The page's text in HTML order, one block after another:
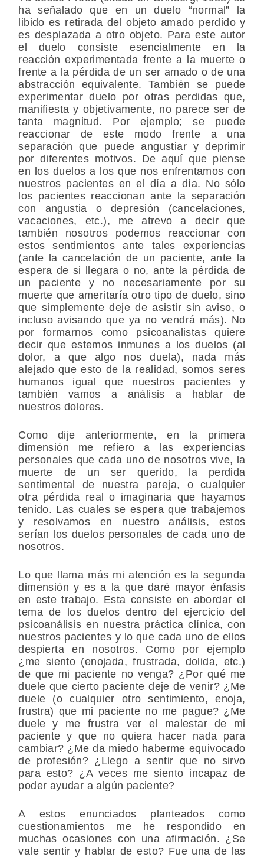
ha señalado que en un duelo “normal” la
libido es retirada del objeto amado perdido y
es desplazada a otro objeto. Para este autor
el duelo consiste esencialmente en la
reacción experimentada frente a la muerte o
frente a la pérdida de un ser amado o de una
abstracción equivalente. También se puede
experimentar duelo por otras perdidas que,
manifiesta y objetivamente, no parece ser de
tanta magnitud. Por ejemplo; se puede
reaccionar de este modo frente a una
separación que puede angustiar y deprimir
por diferentes motivos. De aquí que piense
en los duelos a los que nos enfrentamos con
nuestros pacientes en el día a día. No sólo
los pacientes reaccionan ante la separación
con angustia o depresión (cancelaciones,
vacaciones, etc.), me atrevo a decir que
también nosotros podemos reaccionar con
estos sentimientos ante tales experiencias
(ante la cancelación de un paciente, ante la
espera de si llegara o no, ante la pérdida de
un paciente y no necesariamente por su
muerte que ameritaría otro tipo de duelo, sino
que simplemente deje de asistir sin aviso, o
incluso avisando que ya no vendrá más). No
por formarnos como psicoanalistas quiere
decir que estemos inmunes a los duelos (al
dolor, a que algo nos duela), nada más
alejado que esto de la realidad, somos seres
humanos igual que nuestros pacientes y
también vamos a análisis a hablar de
nuestros dolores.
Como dije anteriormente, en la primera
dimensión me refiero a las experiencias
personales que cada uno de nosotros vive, la
muerte de un ser querido, la perdida
sentimental de nuestra pareja, o cualquier
otra pérdida real o imaginaria que hayamos
tenido. Las cuales se espera que trabajemos
y resolvamos en nuestro análisis, estos
serían los duelos personales de cada uno de
nosotros.
Lo que llama más mi atención es la segunda
dimensión y es a la que daré mayor énfasis
en este trabajo. Esta consiste en abordar el
tema de los duelos dentro del ejercicio del
psicoanálisis en nuestra práctica clínica, con
nuestros pacientes y lo que cada uno de ellos
despierta en nosotros. Como por ejemplo
¿me siento (enojada, frustrada, dolida, etc.)
de que mi paciente no venga? ¿Por qué me
duele que cierto paciente deje de venir? ¿Me
duele (o cualquier otro sentimiento, enoja,
frustra) que mi paciente no me pague? ¿Me
duele y me frustra ver el malestar de mi
paciente y que no quiera hacer nada para
cambiar? ¿Me da miedo haberme equivocado
de profesión? ¿Llego a sentir que no sirvo
para esto? ¿A veces me siento incapaz de
poder ayudar a algún paciente?
A estos enunciados planteados como
cuestionamientos me he respondido en
muchas ocasiones con una afirmación. ¿Se
vale sentir y hablar de esto? Fue una de las